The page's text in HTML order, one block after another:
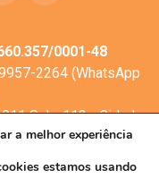
0001-48
2264 (WhatsApp
Sala: 112 - Cidade
85053-525
a melhor experiência
estamos usando